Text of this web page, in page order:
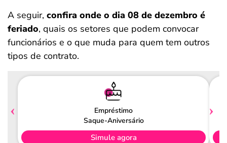
A seguir, confira onde o dia 08 de dezembro é
feriado, quais os setores que podem convocar
funcionários e o que muda para quem tem outros
tipos de contrato.
Empréstimo
Saque-Aniversário
Simule agora